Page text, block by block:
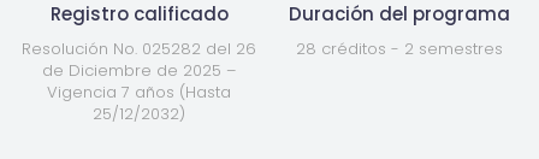
Registro calificado
Resolución No. 025282 del 26
de Diciembre de 2025 –
Vigencia 7 años (Hasta
25/12/2032)
Duración del programa
28 créditos - 2 semestres